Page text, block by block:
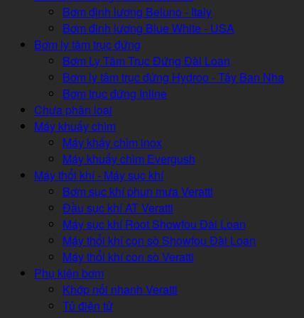
Bơm định lương Beluno - Italy
Bơm đinh lương Blue White - USA
Bơm ly tâm trục đứng
Bơm Ly Tâm Trục Đứng Đài Loan
Bơm ly tâm trục đứng Hydroo - Tây Ban Nha
Bơm trục đứng Inline
Chưa phân loại
Máy khuấy chìm
Máy khấy chìm inox
Máy khuấy chìm Evergush
Máy thổi khí - Máy sục khí
Bơm sục khí phun mưa Veratti
Đầu sục khí AT Veratti
Máy sục khí Root Showfou Đài Loan
Máy thổi khí con sò Showfou Đài Loan
Máy thổi khí con sò Veratti
Phụ kiện bơm
Khớp nối nhanh Veratti
Tủ điện tử